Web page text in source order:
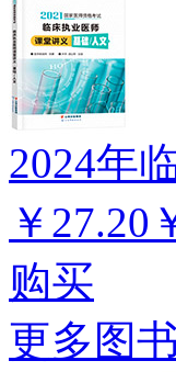
2024年
￥27.20
购买
更多图书